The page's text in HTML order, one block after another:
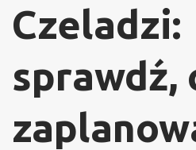
Czeladzi:
sprawdź,